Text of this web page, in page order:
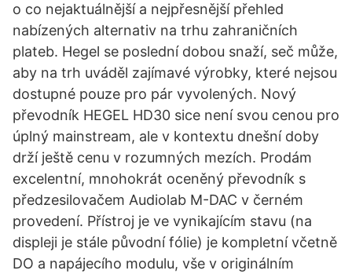
o co nejaktuálnější a nejpřesnější přehled
nabízených alternativ na trhu zahraničních
plateb. Hegel se poslední dobou snaží, seč může,
aby na trh uváděl zajímavé výrobky, které nejsou
dostupné pouze pro pár vyvolených. Nový
převodník HEGEL HD30 sice není svou cenou pro
úplný mainstream, ale v kontextu dnešní doby
drží ještě cenu v rozumných mezích. Prodám
excelentní, mnohokrát oceněný převodník s
předzesilovačem Audiolab M-DAC v černém
provedení. Přístroj je ve vynikajícím stavu (na
displeji je stále původní fólie) je kompletní včetně
DO a napájecího modulu, vše v originálním